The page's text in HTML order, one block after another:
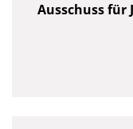
Ausschuss für